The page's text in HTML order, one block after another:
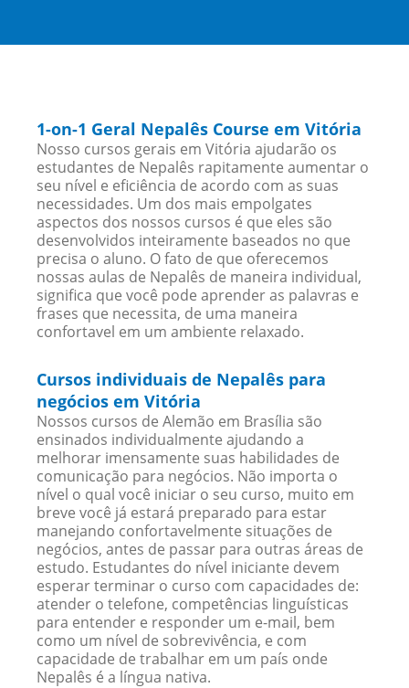
1-on-1 Geral Nepalês Course em Vitória
Nosso cursos gerais em Vitória ajudarão os
estudantes de Nepalês rapitamente aumentar o
seu nível e eficiência de acordo com as suas
necessidades. Um dos mais empolgates
aspectos dos nossos cursos é que eles são
desenvolvidos inteiramente baseados no que
precisa o aluno. O fato de que oferecemos
nossas aulas de Nepalês de maneira individual,
significa que você pode aprender as palavras e
frases que necessita, de uma maneira
confortavel em um ambiente relaxado.
Cursos individuais de Nepalês para
negócios em Vitória
Nossos cursos de Alemão em Brasília são
ensinados individualmente ajudando a
melhorar imensamente suas habilidades de
comunicação para negócios. Não importa o
nível o qual você iniciar o seu curso, muito em
breve você já estará preparado para estar
manejando confortavelmente situações de
negócios, antes de passar para outras áreas de
estudo. Estudantes do nível iniciante devem
esperar terminar o curso com capacidades de:
atender o telefone, competências linguísticas
para entender e responder um e-mail, bem
como um nível de sobrevivência, e com
capacidade de trabalhar em um país onde
Nepalês é a língua nativa.